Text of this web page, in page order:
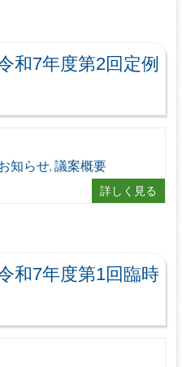
和7年度第2回定例
知らせ, 議案概要
詳しく見る
和7年度第1回臨時